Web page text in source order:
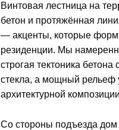
Винтовая лестница на
бетон и протяжённая
— акценты, которые
резиденции. Мы
строгая тектоника бетона
стекла, а мощный рельеф
архитектурной
Со стороны подъезда